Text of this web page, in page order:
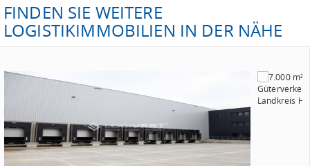
FINDEN SIE WEITERE
LOGISTIKIMMOBILIEN IN DER NÄHE